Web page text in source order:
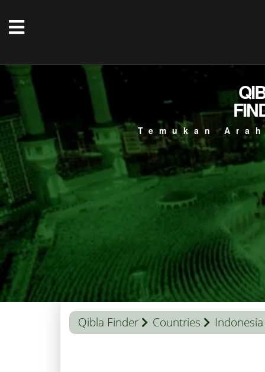
Temukan
Qibla Finder Countries Indonesia